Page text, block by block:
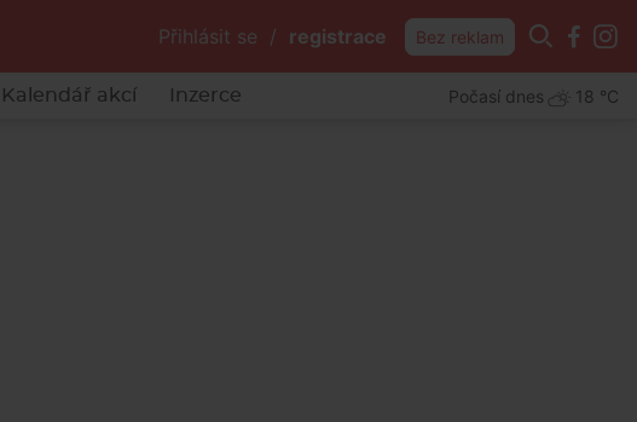
Přihlásit se / registrace Bez reklam
Kalendář akcí Inzerce Počasí dnes 18 °C